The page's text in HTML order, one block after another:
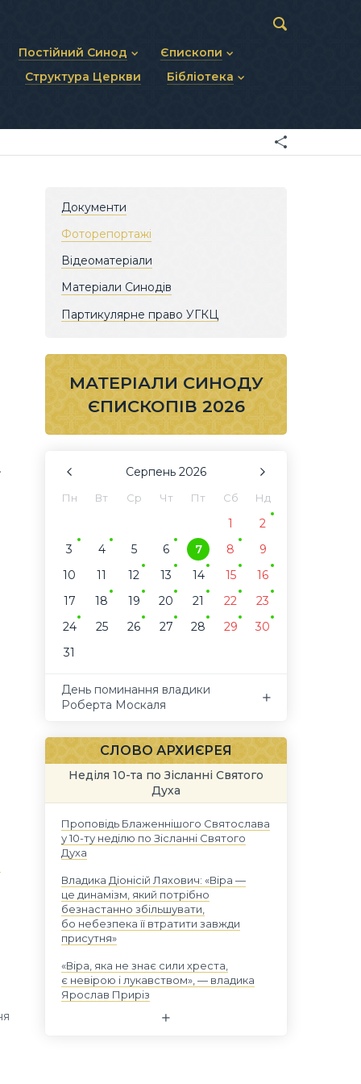
Постійний Синод
Статут Постійного Синоду
Єпископи
Діючі єпископи
Структура Церкви Бібліотека
Матеріали Синодів
Документи
Фоторепортажі
Відеоматеріали
Матеріали Синодів
Партикулярне право УГКЦ
МАТЕРІАЛИ СИНОДУ
ЄПИСКОПІВ 2026
Серпень 2026
Пн Вт Ср Чт Пт Сб Нд
1
2
3
4 5 6 7 8
9
10
11 12 13 14 15
16
17
18 19 20 21 22
23
24
25 26 27 28 29
30
31
День поминання владики
Роберта Москаля
СЛОВО АРХИЄРЕЯ
Неділя 10-та по Зісланні Святого
Духа
Проповідь Блаженнішого Святослава
у 10-ту неділю по Зісланні Святого
Духа
Владика Діонісій Ляхович: «Віра —
це динамізм, який потрібно
безнастанно збільшувати,
бо небезпека її втратити завжди
присутня»
«Віра, яка не знає сили хреста,
є невірою і лукавством», — владика
Ярослав Приріз